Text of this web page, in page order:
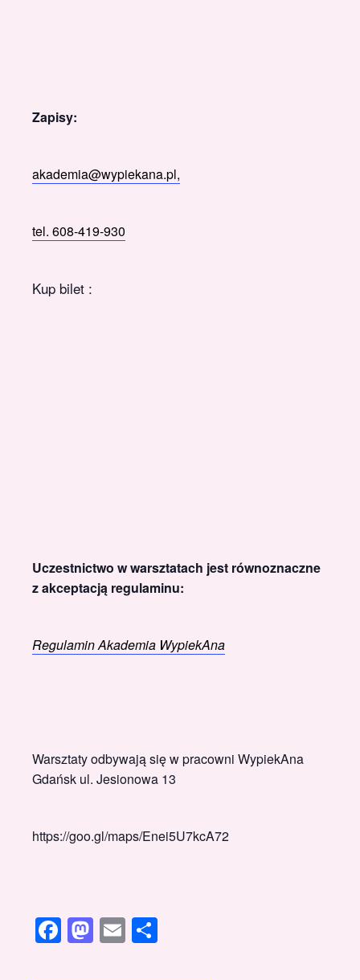
Zapisy:
akademia@wypiekana.pl,
tel. 608-419-930
Kup bilet :
Uczestnictwo w warsztatach jest równoznaczne
z akceptacją regulaminu:
Regulamin Akademia WypiekAna
Warsztaty odbywają się w pracowni WypiekAna
Gdańsk ul. Jesionowa 13
https://goo.gl/maps/Enei5U7kcA72
Facebook
Mastodon
Email